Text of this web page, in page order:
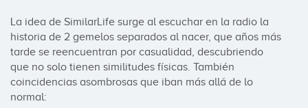
La idea de SimilarLife surge al escuchar en la radio la
historia de 2 gemelos separados al nacer, que años más
tarde se reencuentran por casualidad, descubriendo
que no solo tienen similitudes físicas. También
coincidencias asombrosas que iban más allá de lo
normal: